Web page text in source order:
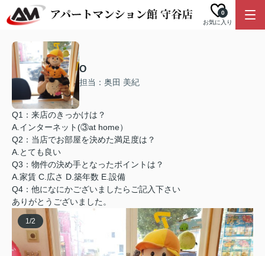
お気に入り
0
O
担当：奥田 美紀
Q1：来店のきっかけは？
A.インターネット(③at home）
Q2：当店でお部屋を決めた満足度は？
A.とても良い
Q3：物件の決め手となったポイントは？
A.家賃 C.広さ D.築年数 E.設備
Q4：他になにかございましたらご記入下さい
ありがとうございました。
1/2